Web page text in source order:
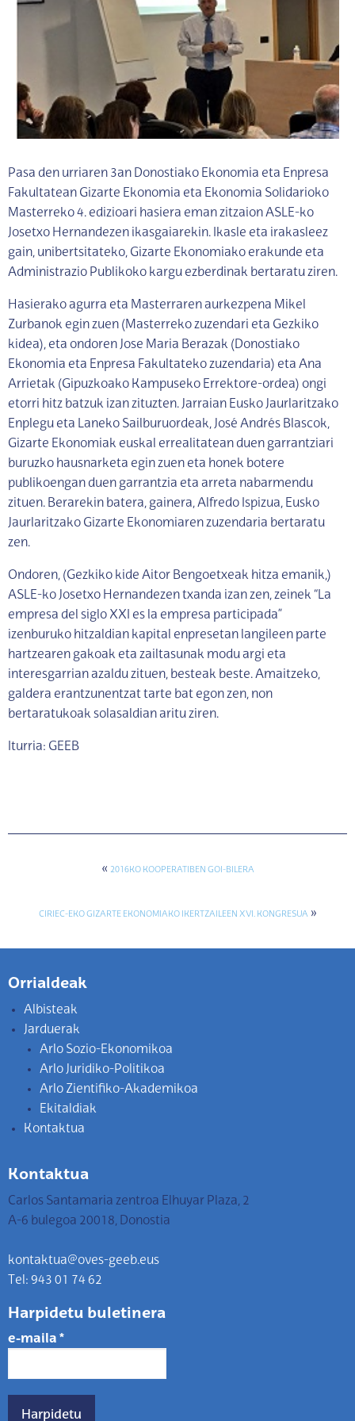
Pasa den urriaren 3an Donostiako Ekonomia eta Enpresa
Fakultatean Gizarte Ekonomia eta Ekonomia Solidarioko
Masterreko 4. edizioari hasiera eman zitzaion ASLE-ko
Josetxo Hernandezen ikasgaiarekin. Ikasle eta irakasleez
gain, unibertsitateko, Gizarte Ekonomiako erakunde eta
Administrazio Publikoko kargu ezberdinak bertaratu ziren.
Hasierako agurra eta Masterraren aurkezpena Mikel
Zurbanok egin zuen (Masterreko zuzendari eta Gezkiko
kidea), eta ondoren Jose Maria Berazak (Donostiako
Ekonomia eta Enpresa Fakultateko zuzendaria) eta Ana
Arrietak (Gipuzkoako Kampuseko Errektore-ordea) ongi
etorri hitz batzuk izan zituzten. Jarraian Eusko Jaurlaritzako
Enplegu eta Laneko Sailburuordeak, José Andrés Blascok,
Gizarte Ekonomiak euskal errealitatean duen garrantziari
buruzko hausnarketa egin zuen eta honek botere
publikoengan duen garrantzia eta arreta nabarmendu
zituen. Berarekin batera, gainera, Alfredo Ispizua, Eusko
Jaurlaritzako Gizarte Ekonomiaren zuzendaria bertaratu
zen.
Ondoren, (Gezkiko kide Aitor Bengoetxeak hitza emanik,)
ASLE-ko Josetxo Hernandezen txanda izan zen, zeinek “La
empresa del siglo XXI es la empresa participada”
izenburuko hitzaldian kapital enpresetan langileen parte
hartzearen gakoak eta zailtasunak modu argi eta
interesgarrian azaldu zituen, besteak beste. Amaitzeko,
galdera erantzunentzat tarte bat egon zen, non
bertaratukoak solasaldian aritu ziren.
Iturria: GEEB
« 2016KO KOOPERATIBEN GOI-BILERA
CIRIEC-EKO GIZARTE EKONOMIAKO IKERTZAILEEN XVI. KONGRESUA»
Orrialdeak
Albisteak
Jarduerak
Arlo Sozio-Ekonomikoa
Arlo Juridiko-Politikoa
Arlo Zientifiko-Akademikoa
Ekitaldiak
Kontaktua
Kontaktua
Carlos Santamaria zentroa Elhuyar Plaza, 2
A-6 bulegoa 20018, Donostia
kontaktua@oves-geeb.eus
Tel: 943 01 74 62
Harpidetu buletinera
e-maila *